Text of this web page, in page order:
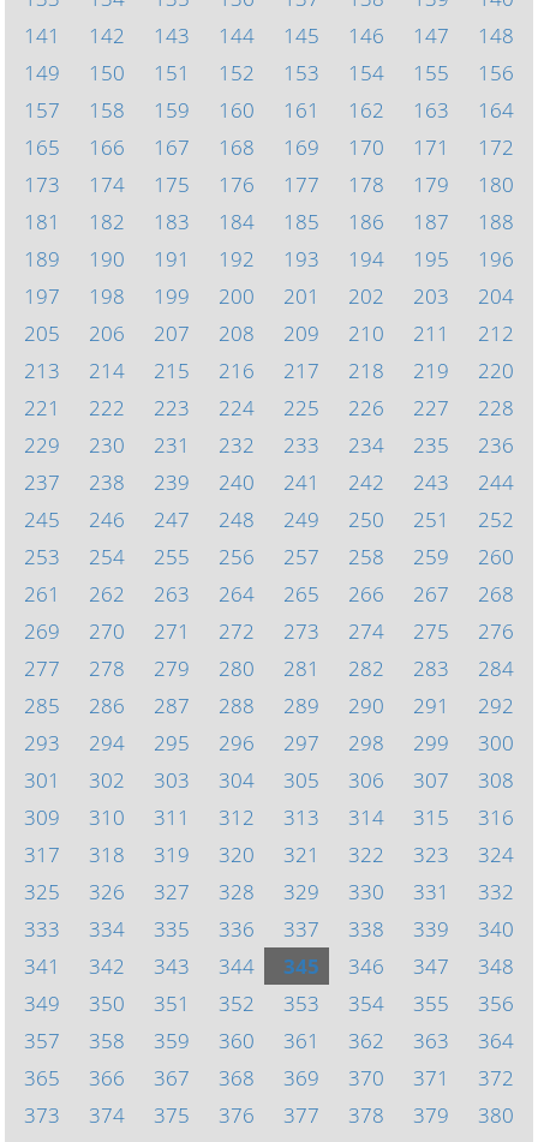
141
142 143 144 145 146 147
148
149
150 151 152 153 154 155
156
157
158 159 160 161 162 163
164
165
166 167 168 169 170 171
172
173
174 175 176 177 178 179
180
181
182 183 184 185 186 187
188
189
190 191 192 193 194 195
196
197
198 199 200 201 202 203
204
205
206 207 208 209 210 211
212
213
214 215 216 217 218 219
220
221
222 223 224 225 226 227
228
229
230 231 232 233 234 235
236
237
238 239 240 241 242 243
244
245
246 247 248 249 250 251
252
253
254 255 256 257 258 259
260
261
262 263 264 265 266 267
268
269
270 271 272 273 274 275
276
277
278 279 280 281 282 283
284
285
286 287 288 289 290 291
292
293
294 295 296 297 298 299
300
301
302 303 304 305 306 307
308
309
310 311 312 313 314 315
316
317
318 319 320 321 322 323
324
325
326 327 328 329 330 331
332
333
334 335 336 337 338 339
340
341
342 343 344 345 346 347
348
349
350 351 352 353 354 355
356
357
358 359 360 361 362 363
364
365
366 367 368 369 370 371
372
373
374 375 376 377 378 379
380